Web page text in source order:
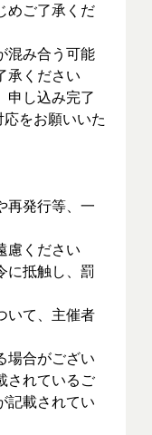
めご了承くだ
混み合う可能
承ください
申し込み完了
をお願いいた
再発行等、一
慮ください
に抵触し、罰
いて、主催者
場合がござい
されているご
記載されてい